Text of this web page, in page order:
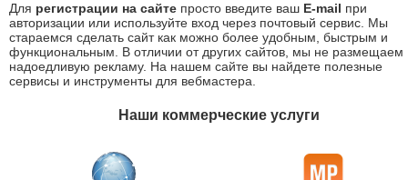
Для регистрации на сайте просто введите ваш E-mail при
авторизации или используйте вход через почтовый сервис. Мы
стараемся сделать сайт как можно более удобным, быстрым и
функциональным. В отличии от других сайтов, мы не размещаем
надоедливую рекламу. На нашем сайте вы найдете полезные
сервисы и инструменты для вебмастера.
Наши коммерческие услуги